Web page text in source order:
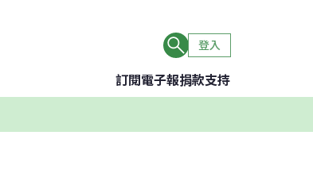
登入
訂閱電子報捐款支持